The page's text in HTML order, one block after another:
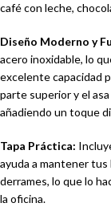
café con leche,
Diseño Moderno y
acero inoxidable, lo
excelente capacidad
parte superior y el
añadiendo un toque
Tapa Práctica:
ayuda a mantener
derrames, lo que lo
la oficina.